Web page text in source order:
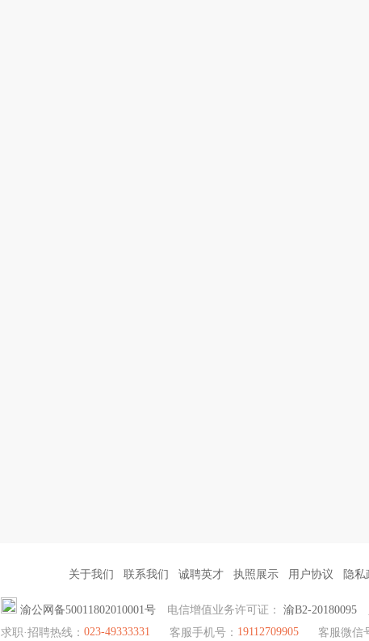
关于我们 联系我们 诚聘英才 执照展示 用户协议 隐私
渝公网备50011802010001号 电信增值业务许可证： 渝B2-20180095
求职·招聘热线： 023-49333331 客服手机号： 19112709905 客服微信